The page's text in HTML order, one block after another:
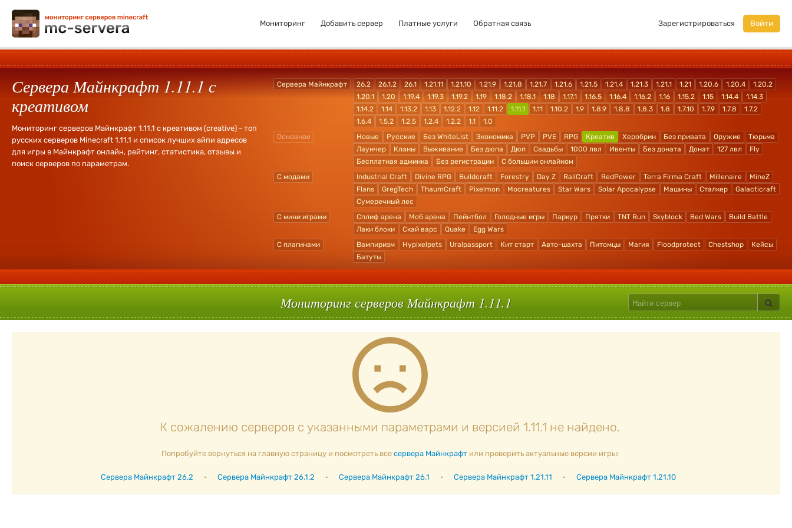
Мониторинг Добавить сервер Платные услуги Обратная связь Зарегистрироваться Войти
Сервера Майнкрафт 1.11.1 с
креативом
Мониторинг серверов Майнкрафт 1.11.1 с креативом (creative) - топ
русских серверов Minecraft 1.11.1 и список лучших айпи адресов
для игры в Майнкрафт онлайн, рейтинг, статистика, отзывы и
поиск серверов по параметрам.
Сервера Майнкрафт 26.2 26.1.2 26.1 1.21.11 1.21.10 1.21.9 1.21.8 1.21.7 1.21.6 1.21.5 1.21.4 1.21.3 1.21.1 1.21 1.20.6 1.20.4
1.20.2
1.20.1
1.20 1.19.4 1.19.3 1.19.2 1.19 1.18.2 1.18.1 1.18 1.17.1 1.16.5 1.16.4 1.16.2 1.16 1.15.2 1.15 1.14.4
1.14.3
1.14.2
1.14 1.13.2 1.13 1.12.2 1.12 1.11.2 1.11.1 1.11 1.10.2 1.9 1.8.9 1.8.8 1.8.3 1.8 1.7.10 1.7.9 1.7.8
1.7.2
1.6.4
1.5.2 1.2.5 1.2.4 1.2.2 1.1
1.0
Основное
Новые Русские Без WhiteList Экономика PVP PVE RPG Креатив Херобрин Без привата Оружие
Тюрьма
Лаунчер
Кланы Выживание Без дюпа Дюп Свадьбы 1000 лвл Ивенты Без доната Донат 127 лвл
Fly
Бесплатная админка
Без регистрации
С большим онлайном
С модами
Industrial Craft Divine RPG Buildcraft Forestry Day Z RailCraft RedPower Terra Firma Craft Millenaire
MineZ
Flans
GregTech ThaumCraft Pixelmon Mocreatures Star Wars Solar Apocalypse Машины Сталкер
Galacticraft
Сумеречный лес
С мини играми
Сплиф арена Моб арена Пейнтбол Голодные игры Паркур Прятки TNT Run Skyblock Bed Wars
Build Battle
Лаки блоки
Скай варс Quake
Egg Wars
С плагинами
Вампиризм Hypixelpets Uralpassport Кит старт Авто-шахта Питомцы Магия Floodprotect Chestshop
Кейсы
Батуты
Мониторинг серверов Майнкрафт 1.11.1
К сожалению серверов с указанными параметрами и версией 1.11.1 не найдено.
Попробуйте вернуться на главную страницу и посмотреть все сервера Майнкрафтили проверить актуальные версии игры:
Сервера Майнкрафт 26.2 • Сервера Майнкрафт 26.1.2 • Сервера Майнкрафт 26.1 • Сервера Майнкрафт 1.21.11 • Сервера Майнкрафт 1.21.10